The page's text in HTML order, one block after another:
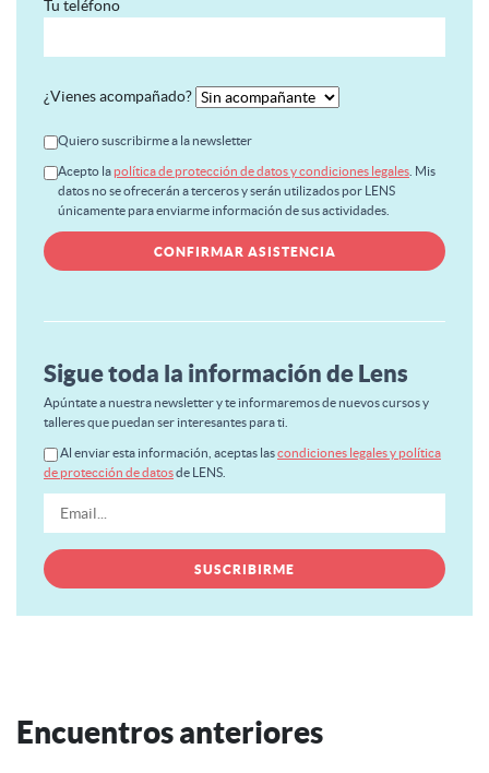
Tu teléfono
¿Vienes acompañado?
Quiero suscribirme a la newsletter
Acepto la política de protección de datos y condiciones legales . Mis
datos no se ofrecerán a terceros y serán utilizados por LENS
únicamente para enviarme información de sus actividades.
Sigue toda la información de Lens
Apúntate a nuestra newsletter y te informaremos de nuevos cursos y
talleres que puedan ser interesantes para ti.
Al enviar esta información, aceptas lascondiciones legales y política
de protección de datosde LENS.
Encuentros anteriores